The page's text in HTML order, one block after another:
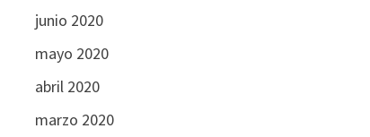
junio 2020
mayo 2020
abril 2020
marzo 2020